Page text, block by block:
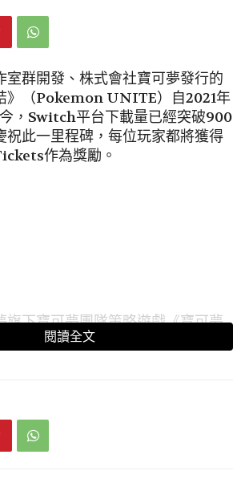
室群開發、株式會社寶可夢發行的
》（Pokemon UNITE）自2021年
，Switch平台下載量已經突破900
祝此一里程碑，每位玩家都將獲得
作為獎勵。
旗下寶可夢團隊策略遊戲《寶可夢
5v5 MOBA多人線上對戰類型遊
方獲勝。
閱讀全文